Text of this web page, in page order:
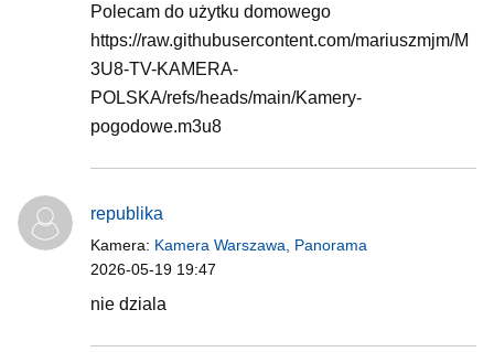
Polecam do użytku domowego
https://raw.githubusercontent.com/mariuszmjm/M
3U8-TV-KAMERA-
POLSKA/refs/heads/main/Kamery-
pogodowe.m3u8
republika
Kamera: Kamera Warszawa, Panorama
2026-05-19 19:47
nie dziala